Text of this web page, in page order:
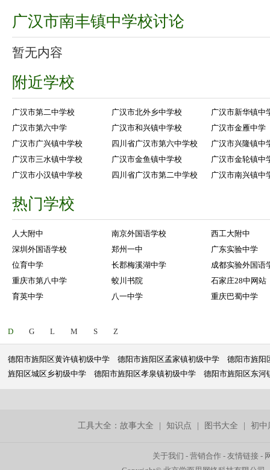
广汉市南丰镇中学校讨论
暂无内容
附近学校
广汉市第二中学校 广汉市北外乡中学校
广汉市新华镇中
广汉市第六中学
广汉市和兴镇中学校
广汉市金雁中学
广汉市广兴镇中学校
四川省广汉市第六中学校
广汉市兴隆镇中
广汉市三水镇中学校
广汉市金鱼镇中学校
广汉市金轮镇中
广汉市小汉镇中学校
四川省广汉市第二中学校 广汉市南兴镇中
热门学校
人大附中 南京外国语学校
西工大附中
深圳外国语学校
郑州一中
广东实验中学
位育中学
长郡梅溪湖中学
成都实验外国语
重庆市第八中学
蛟川书院
石家庄28中网站
育英中学
八一中学 重庆巴蜀中学
D G L M S Z
德阳市旌阳区黄许镇初级中学 德阳市旌阳区孟家镇初级中学
德阳市旌阳
旌阳区城区乡初级中学
德阳市旌阳区孝泉镇初级中学 德阳市旌阳区东河
工具大全：故事大全 |知识点 图书大全 |初中
关于我们 -营销合作 -友情链接 -